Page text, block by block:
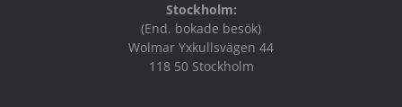
Stockholm:
(End. bokade besök)
Wolmar Yxkullsvägen 44
118 50 Stockholm